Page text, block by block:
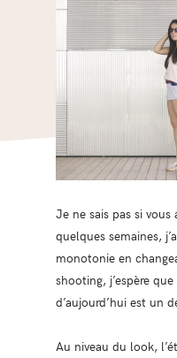
Je ne sais pas si vous
quelques semaines,
monotonie en
shooting, j’espère
d’aujourd’hui est un
Au niveau du look,